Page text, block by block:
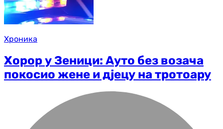
Хроника
Хорор у Зеници: Ауто без возача
покосио жене и д‌јецу на тротоару